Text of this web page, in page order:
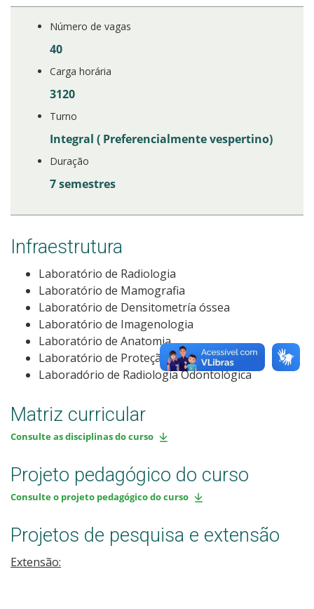
Número de vagas
40
Carga horária
3120
Turno
Integral ( Preferencialmente vespertino)
Duração
7 semestres
Infraestrutura
Laboratório de Radiologia
Laboratório de Mamografia
Laboratório de Densitometría óssea
Laboratório de Imagenologia
Laboratório de Anatomia
Laboratório de Proteção Radiológica
Laboradório de Radiologia Odontológica
Matriz curricular
Consulte as disciplinas do curso
Projeto pedagógico do curso
Consulte o projeto pedagógico do curso
Projetos de pesquisa e extensão
Extensão: